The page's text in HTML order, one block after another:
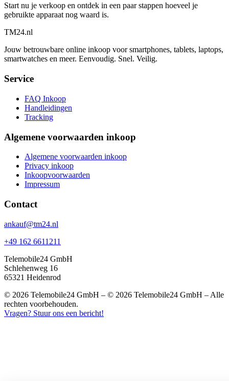
Start nu je verkoop en ontdek in een paar stappen hoeveel je
gebruikte apparaat nog waard is.
TM24.nl
Jouw betrouwbare online inkoop voor smartphones, tablets, laptops,
smartwatches en meer. Eenvoudig. Snel. Veilig.
Service
FAQ Inkoop
Handleidingen
Tracking
Algemene voorwaarden inkoop
Algemene voorwaarden inkoop
Privacy inkoop
Inkoopvoorwaarden
Impressum
Contact
ankauf@tm24.nl
+49 162 6611211
Telemobile24 GmbH
Schlehenweg 16
65321 Heidenrod
© 2026 Telemobile24 GmbH – © 2026 Telemobile24 GmbH – Alle
rechten voorbehouden.
Vragen? Stuur ons een bericht!